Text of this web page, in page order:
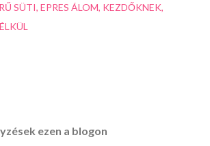
SÜTI EPRES ÁLOM KEZDŐKNEK
ezen a blogon